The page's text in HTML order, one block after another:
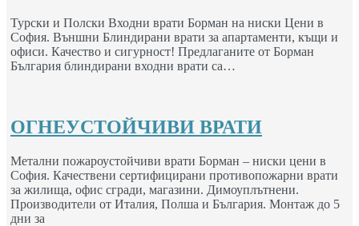
Турски и Полски Входни врати Борман на ниски Цени в
София. Външни Блиндирани врати за апартаменти, къщи и
офиси. Качество и сигурност! Предлаганите от Борман
България блиндирани входни врати са…
ОГНЕУСТОЙЧИВИ ВРАТИ
Метални пожароустойчиви врати Борман – ниски цени в
София. Качествени сертифицирани противопожарни врати
за жилища, офис сгради, магазини. Димоуплътнени.
Производители от Италия, Полша и България. Монтаж до 5
дни за